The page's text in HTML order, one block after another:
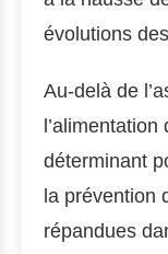
évolutions
Au-delà de
déterminant
la prévention
répandues